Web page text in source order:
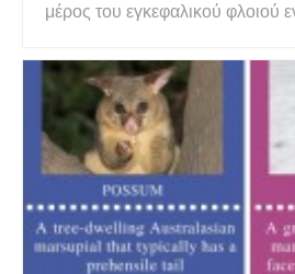
μέρος του εγκεφαλικού φλοιού
Επιπλέον, ο νεοφλοιός είναι
λειτουργίες του εγκεφάλου
συμπεριλαμβανομένης